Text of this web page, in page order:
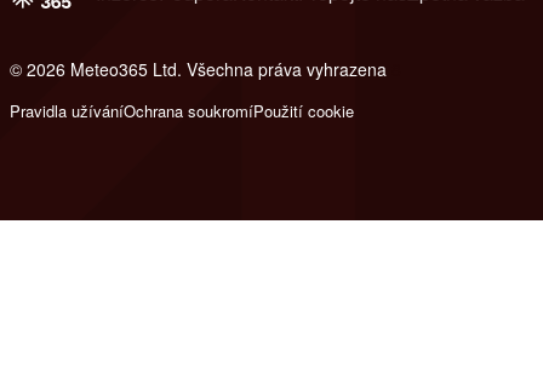
© 2026 Meteo365 Ltd. Všechna práva vyhrazena
Pravidla užíváníOchrana soukromíPoužití cookie